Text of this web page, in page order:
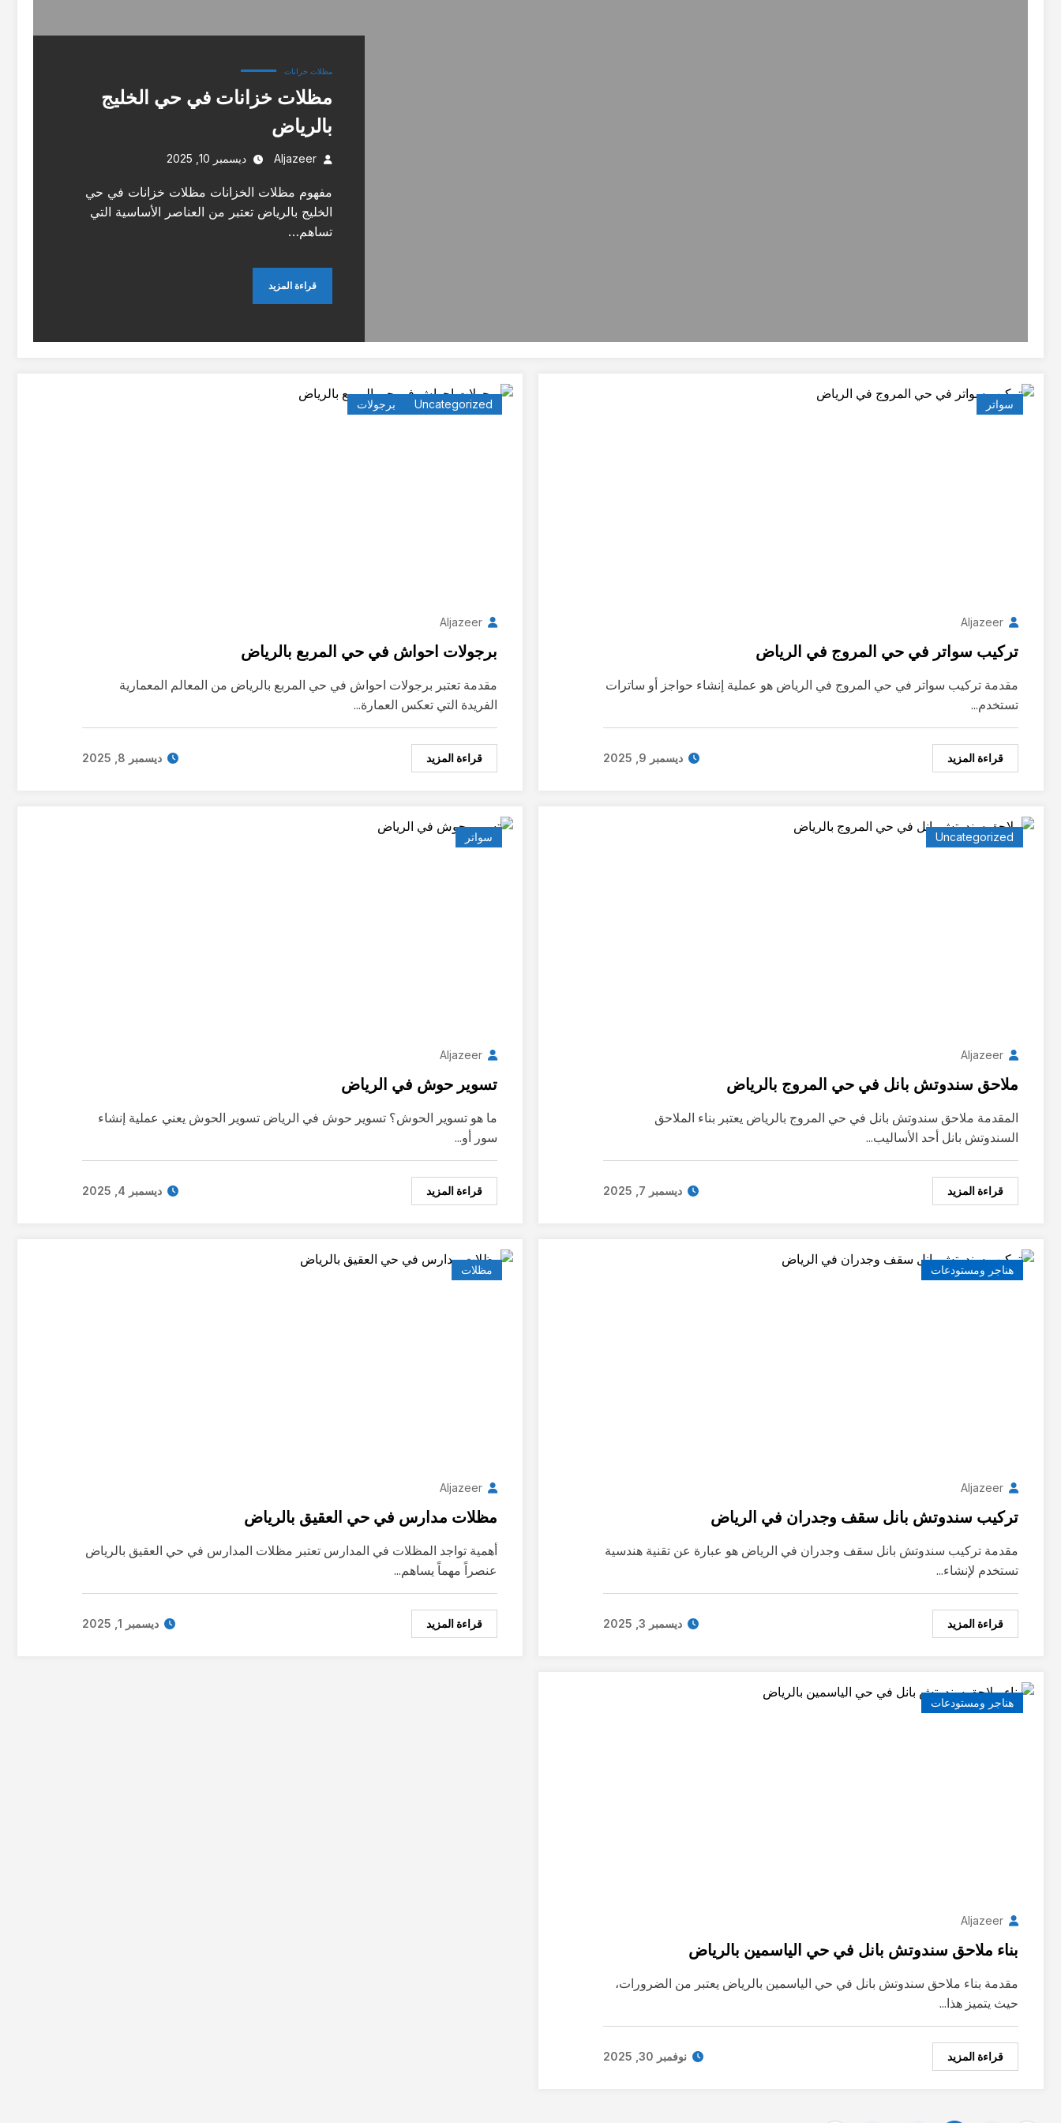
مظلات خزانات
مظلات خزانات في حي الخليج
بالرياض
Aljazeer ديسمبر 10, 2025
مفهوم مظلات الخزانات مظلات خزانات في حي
الخليج بالرياض تعتبر من العناصر الأساسية التي
تساهم…
قراءة المزيد
سواتر
Aljazeer
تركيب سواتر في حي المروج في الرياض
مقدمة تركيب سواتر في حي المروج في الرياض هو عملية إنشاء حواجز أو ساترات
تستخدم…
قراءة المزيد ديسمبر 9, 2025
Uncategorized برجولات
Aljazeer
برجولات احواش في حي المربع بالرياض
مقدمة تعتبر برجولات احواش في حي المربع بالرياض من المعالم المعمارية
الفريدة التي تعكس العمارة…
قراءة المزيد ديسمبر 8, 2025
Uncategorized
Aljazeer
ملاحق سندوتش بانل في حي المروج بالرياض
المقدمة ملاحق سندوتش بانل في حي المروج بالرياض يعتبر بناء الملاحق
السندوتش بانل أحد الأساليب…
قراءة المزيد ديسمبر 7, 2025
سواتر
Aljazeer
تسوير حوش في الرياض
ما هو تسوير الحوش؟ تسوير حوش في الرياض تسوير الحوش يعني عملية إنشاء
سور أو…
قراءة المزيد ديسمبر 4, 2025
هناجر ومستودعات
Aljazeer
تركيب سندوتش بانل سقف وجدران في الرياض
مقدمة تركيب سندوتش بانل سقف وجدران في الرياض هو عبارة عن تقنية هندسية
تستخدم لإنشاء…
قراءة المزيد ديسمبر 3, 2025
مظلات
Aljazeer
مظلات مدارس في حي العقيق بالرياض
أهمية تواجد المظلات في المدارس تعتبر مظلات المدارس في حي العقيق بالرياض
عنصراً مهماً يساهم…
قراءة المزيد ديسمبر 1, 2025
هناجر ومستودعات
Aljazeer
بناء ملاحق سندوتش بانل في حي الياسمين بالرياض
مقدمة بناء ملاحق سندوتش بانل في حي الياسمين بالرياض يعتبر من الضرورات،
حيث يتميز هذا…
قراءة المزيد نوفمبر 30, 2025